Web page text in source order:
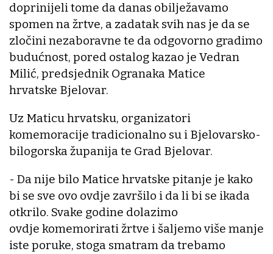
doprinijeli tome da danas obilježavamo
spomen na žrtve, a zadatak svih nas je da se
zločini nezaboravne te da odgovorno gradimo
budućnost, pored ostalog kazao je Vedran
Milić, predsjednik Ogranaka Matice
hrvatske Bjelovar.
Uz Maticu hrvatsku, organizatori
komemoracije tradicionalno su i Bjelovarsko-
bilogorska županija te Grad Bjelovar.
- Da nije bilo Matice hrvatske pitanje je kako
bi se sve ovo ovdje završilo i da li bi se ikada
otkrilo. Svake godine dolazimo
ovdje komemorirati žrtve i šaljemo više manje
iste poruke, stoga smatram da trebamo